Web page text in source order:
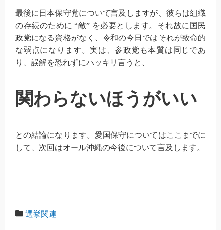
最後に日本保守党について言及しますが、彼らは組織
の存続のために “敵” を必要とします。それ故に国民
政党になる資格がなく、令和の今日ではそれが致命的
な弱点になります。実は、参政党も本質は同じであ
り、誤解を恐れずにハッキリ言うと、
関わらないほうがいい
との結論になります。愛国保守についてはここまでに
して、次回はオール沖縄の今後について言及します。
選挙関連